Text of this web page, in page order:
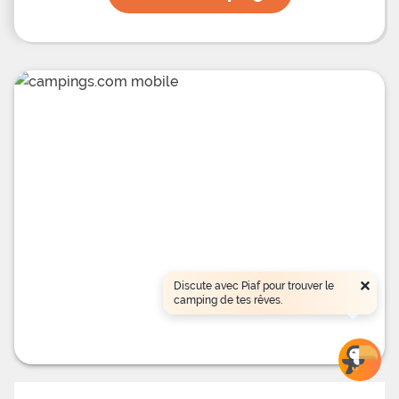
×
Discute avec Piaf pour trouver le
camping de tes rêves.